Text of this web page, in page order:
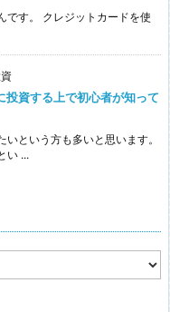
です。 クレジットカードを使
投資する上で初心者が知って
という方も多いと思います。
い ...